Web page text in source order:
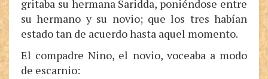
gritaba su hermana Saridda, poniéndose entre
su hermano y su novio; que los tres habían
estado tan de acuerdo hasta aquel momento.
El compadre Nino, el novio, voceaba a modo
de escarnio: